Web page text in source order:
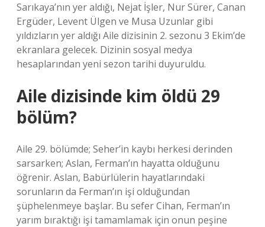
Sarıkaya’nın yer aldığı, Nejat İşler, Nur Sürer, Canan
Ergüder, Levent Ülgen ve Musa Uzunlar gibi
yıldızların yer aldığı Aile dizisinin 2. sezonu 3 Ekim’de
ekranlara gelecek. Dizinin sosyal medya
hesaplarından yeni sezon tarihi duyuruldu.
Aile dizisinde kim öldü 29
bölüm?
Aile 29. bölümde; Seher’in kaybı herkesi derinden
sarsarken; Aslan, Ferman’ın hayatta olduğunu
öğrenir. Aslan, Babürlülerin hayatlarındaki
sorunların da Ferman’ın işi olduğundan
şüphelenmeye başlar. Bu sefer Cihan, Ferman’ın
yarım bıraktığı işi tamamlamak için onun peşine